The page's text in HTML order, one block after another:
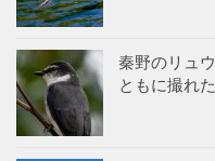
秦野のリュ
ともに撮れた